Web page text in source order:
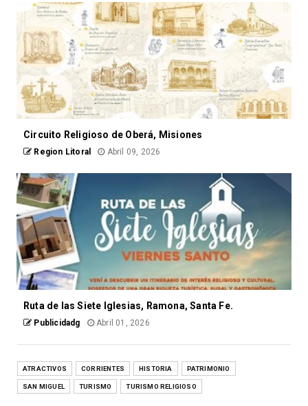
Circuito Religioso de Oberá, Misiones
Region Litoral Abril 09, 2026
Ruta de las Siete Iglesias, Ramona, Santa Fe.
Publicidadg Abril 01, 2026
ATRACTIVOS CORRIENTES HISTORIA PATRIMONIO
SAN MIGUEL TURISMO TURISMO RELIGIOSO